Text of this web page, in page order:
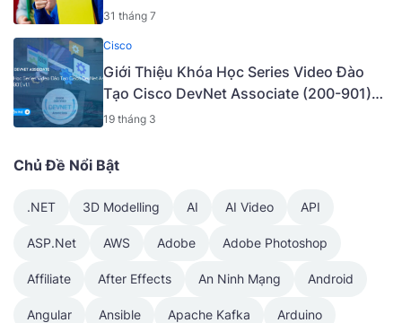
31 tháng 7
Cisco
Giới Thiệu Khóa Học Series Video Đào
Tạo Cisco DevNet Associate (200-901)
v1.1 [Mã - 6927 A]
19 tháng 3
Chủ Đề Nổi Bật
.NET 3D Modelling AI AI Video API
ASP.Net AWS Adobe Adobe Photoshop
Affiliate After Effects An Ninh Mạng Android
Angular Ansible Apache Kafka Arduino